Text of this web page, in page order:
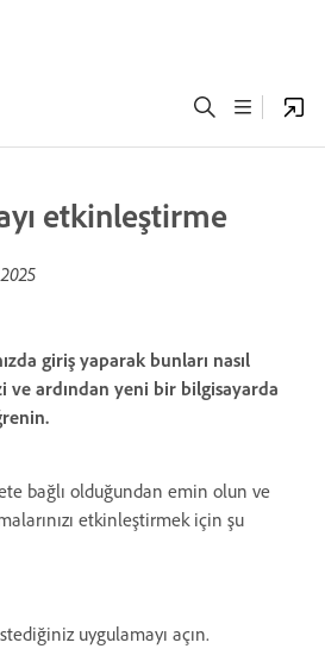
etkinleştirme
giriş yaparak bunları nasıl
ve ardından yeni bir bilgisayarda
bağlı olduğundan emin olun ve
etkinleştirmek için şu
uygulamayı açın.